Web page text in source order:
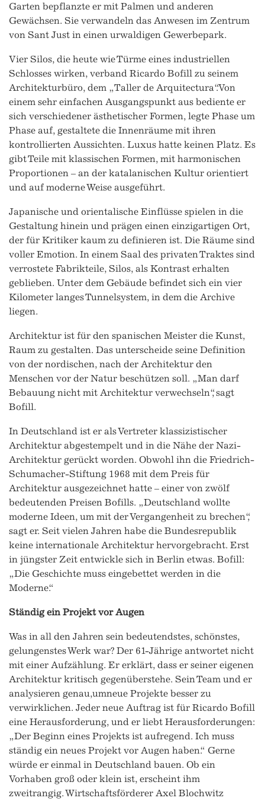
Garten bepflanzte er mit Palmen und anderen
Gewächsen. Sie verwandeln das Anwesen im Zentrum
von Sant Just in einen urwaldigen Gewerbepark.
Vier Silos, die heute wie Türme eines industriellen
Schlosses wirken, verband Ricardo Bofill zu seinem
Architekturbüro, dem „Taller de Arquitectura“. Von
einem sehr einfachen Ausgangspunkt aus bediente er
sich verschiedener ästhetischer Formen, legte Phase um
Phase auf, gestaltete die Innenräume mit ihren
kontrollierten Aussichten. Luxus hatte keinen Platz. Es
gibt Teile mit klassischen Formen, mit harmonischen
Proportionen – an der katalanischen Kultur orientiert
und auf moderne Weise ausgeführt.
Japanische und orientalische Einflüsse spielen in die
Gestaltung hinein und prägen einen einzigartigen Ort,
der für Kritiker kaum zu definieren ist. Die Räume sind
voller Emotion. In einem Saal des privaten Traktes sind
verrostete Fabrikteile, Silos, als Kontrast erhalten
geblieben. Unter dem Gebäude befindet sich ein vier
Kilometer langes Tunnelsystem, in dem die Archive
liegen.
Architektur ist für den spanischen Meister die Kunst,
Raum zu gestalten. Das unterscheide seine Definition
von der nordischen, nach der Architektur den
Menschen vor der Natur beschützen soll. „Man darf
Bebauung nicht mit Architektur verwechseln“, sagt
Bofill.
In Deutschland ist er als Vertreter klassizistischer
Architektur abgestempelt und in die Nähe der Nazi-
Architektur gerückt worden. Obwohl ihn die Friedrich-
Schumacher-Stiftung 1968 mit dem Preis für
Architektur ausgezeichnet hatte – einer von zwölf
bedeutenden Preisen Bofills. „Deutschland wollte
moderne Ideen, um mit der Vergangenheit zu brechen“,
sagt er. Seit vielen Jahren habe die Bundesrepublik
keine internationale Architektur hervorgebracht. Erst
in jüngster Zeit entwickle sich in Berlin etwas. Bofill:
„Die Geschichte muss eingebettet werden in die
Moderne.“
Ständig ein Projekt vor Augen
Was in all den Jahren sein bedeutendstes, schönstes,
gelungenstes Werk war? Der 61-Jährige antwortet nicht
mit einer Aufzählung. Er erklärt, dass er seiner eigenen
Architektur kritisch gegenüberstehe. Sein Team und er
analysieren genau,umneue Projekte besser zu
verwirklichen. Jeder neue Auftrag ist für Ricardo Bofill
eine Herausforderung, und er liebt Herausforderungen:
„Der Beginn eines Projekts ist aufregend. Ich muss
ständig ein neues Projekt vor Augen haben.“ Gerne
würde er einmal in Deutschland bauen. Ob ein
Vorhaben groß oder klein ist, erscheint ihm
zweitrangig. Wirtschaftsförderer Axel Blochwitz